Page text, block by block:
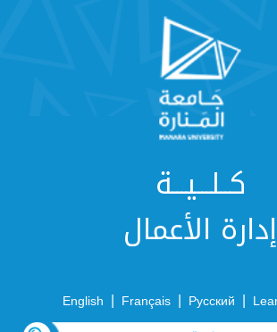
كــلـــيـــة
إدارة الأعمال
|
Русский
|
Français
|
English